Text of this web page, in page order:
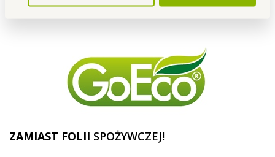
ZAMIAST FOLII SPOŻYWCZEJ!